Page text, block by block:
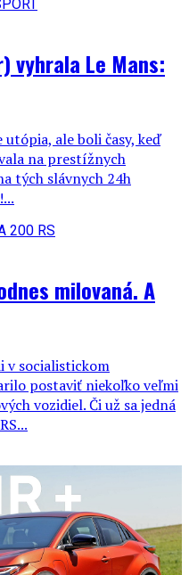
vyhrala Le Mans:
ale boli časy, keď
na prestížnych
tých slávnych 24h
milovaná. A
v socialistickom
postaviť niekoľko veľmi
vozidiel. Či už sa jedná